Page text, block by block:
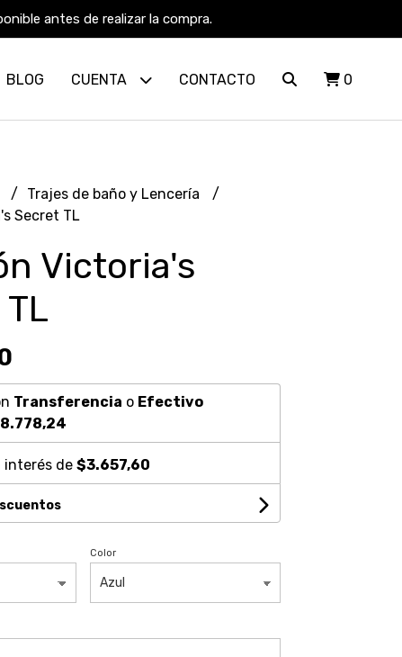
antes de realizar la compra.
BLOG CUENTA CONTACTO 0
Trajes de baño y Lencería
Secret TL
Victoria's
Transferencia o Efectivo
de $3.657,60
Color